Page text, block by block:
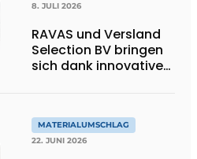
8. JULI 2026
RAVAS und Versland
Selection BV bringen
sich dank innovativer
auf ein höheres
Niveau
MATERIALUMSCHLAG
22. JUNI 2026